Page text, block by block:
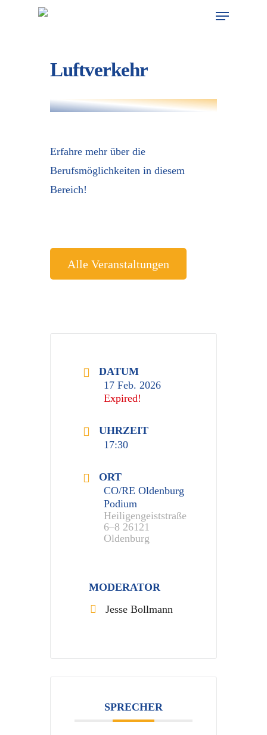
Menu
Luftverkehr
Erfahre mehr über die
Berufsmöglichkeiten in diesem
Bereich!
Alle Veranstaltungen
DATUM
17 Feb. 2026
Expired!
UHRZEIT
17:30
ORT
CO/RE Oldenburg
Podium
Heiligengeiststraße
6–8 26121
Oldenburg
MODERATOR
Jesse Bollmann
SPRECHER